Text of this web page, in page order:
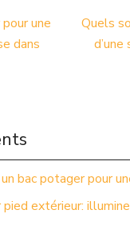
une
dans
Quels
bac potager pour
extérieur: